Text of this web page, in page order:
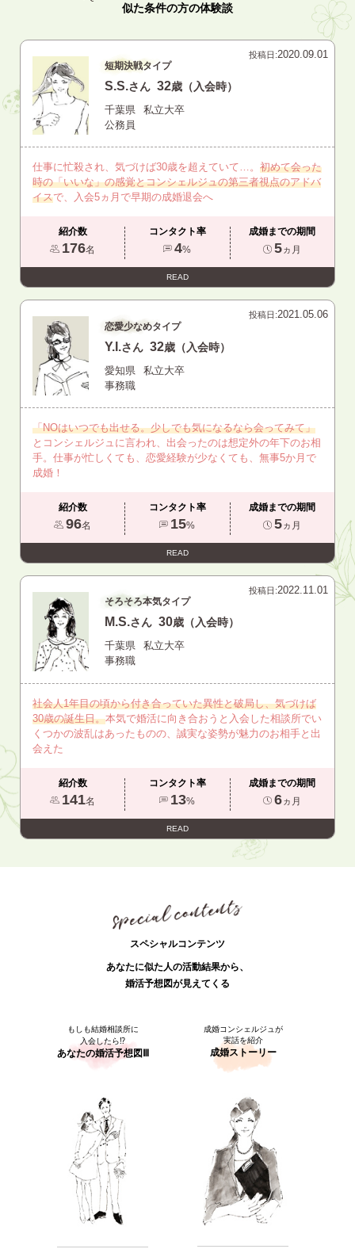
似た条件の方の体験談
投稿日:2020.09.01
短期決戦タイプ
S.S.さん 32歳（入会時）
千葉県
私立大卒
公務員
仕事に忙殺され、気づけば30歳を超えていて…。 初めて会った
時の「いいな」の感覚とコンシェルジュの第三者視点のアドバ
イスで、入会5ヵ月で早期の成婚退会へ
紹介数
176名
コンタクト率
4%
成婚までの期間
5ヵ月
READ
投稿日:2021.05.06
恋愛少なめタイプ
Y.I.さん 32歳（入会時）
愛知県
私立大卒
事務職
「NOはいつでも出せる。少しでも気になるなら会ってみて」
とコンシェルジュに言われ、出会ったのは想定外の年下のお相
手。仕事が忙しくても、恋愛経験が少なくても、無事5か月で
成婚！
紹介数
96名
コンタクト率
15%
成婚までの期間
5ヵ月
READ
投稿日:2022.11.01
そろそろ本気タイプ
M.S.さん 30歳（入会時）
千葉県
私立大卒
事務職
社会人1年目の頃から付き合っていた異性と破局し、気づけば
30歳の誕生日。本気で婚活に向き合おうと入会した相談所でい
くつかの波乱はあったものの、誠実な姿勢が魅力のお相手と出
会えた
紹介数
141名
コンタクト率
13%
成婚までの期間
6ヵ月
READ
スペシャルコンテンツ
あなたに似た人の活動結果から、
婚活予想図が見えてくる
もしも結婚相談所に
入会したら⁉
あなたの婚活予想図Ⅲ
成婚コンシェルジュが
実話を紹介
成婚ストーリー